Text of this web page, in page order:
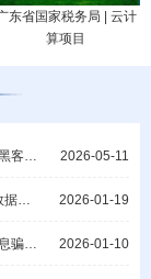
东省国家税务局 | 云计
算项目
2026-05-11
活动
2026-01-19
击
2026-01-10
隐患